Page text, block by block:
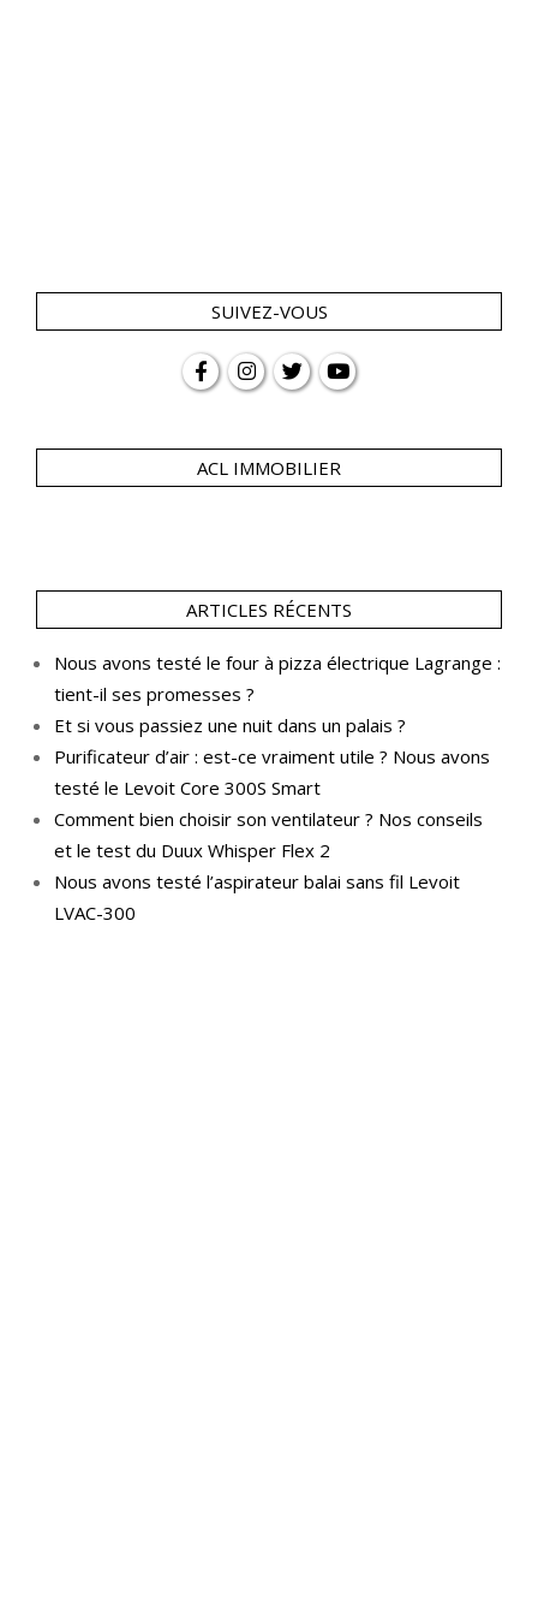
SUIVEZ-VOUS
ACL IMMOBILIER
ARTICLES RÉCENTS
Nous avons testé le four à pizza électrique Lagrange :
tient-il ses promesses ?
Et si vous passiez une nuit dans un palais ?
Purificateur d’air : est-ce vraiment utile ? Nous avons
testé le Levoit Core 300S Smart
Comment bien choisir son ventilateur ? Nos conseils
et le test du Duux Whisper Flex 2
Nous avons testé l’aspirateur balai sans fil Levoit
LVAC-300